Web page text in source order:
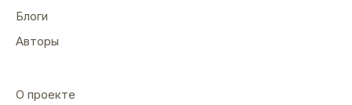
Блоги
Авторы
О проекте